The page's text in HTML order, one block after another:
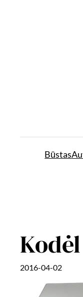
Būstas
2016-04-02